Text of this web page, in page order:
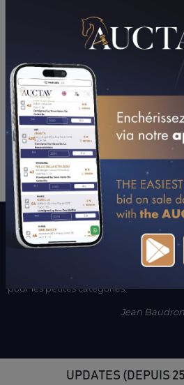
DA PRIX DU VIEUX MAS
4ÈMEPRIX DE
7ÈME PRIX BURGER KING
24/02/24 6ÈME
29/01/24 N.CPRIX AUSONE
21/01/24 6ÈME
16/01/24 5ÈME
CONSULTER SA FICHE
LE MOT DE
"Il a fait une bonne année 2021. Le
avant de tomber malade. Il commence
pour les petites catégories."
Jean Baudron
UPDATES (DEPUIS